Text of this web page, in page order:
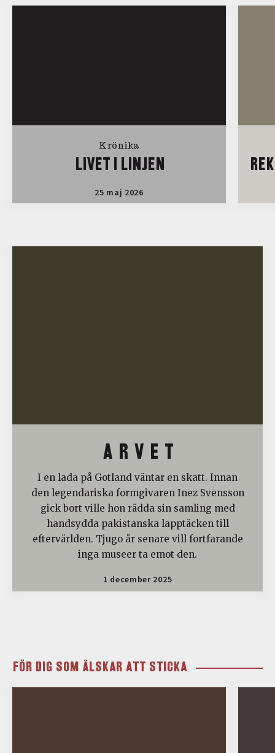
Krönika
LIVET I LINJEN
25 maj 2026
A R V E T
I en lada på Gotland väntar en skatt. Innan
den legendariska formgivaren Inez Svensson
gick bort ville hon rädda sin samling med
handsydda pakistanska lapptäcken till
eftervärlden. Tjugo år senare vill fortfarande
inga museer ta emot den.
1 december 2025
FÖR DIG SOM ÄLSKAR ATT STICKA